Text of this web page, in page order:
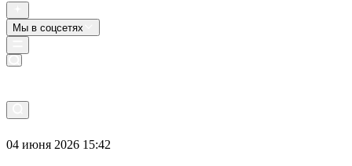
Мы в соцсетях
04 июня 2026 15:42